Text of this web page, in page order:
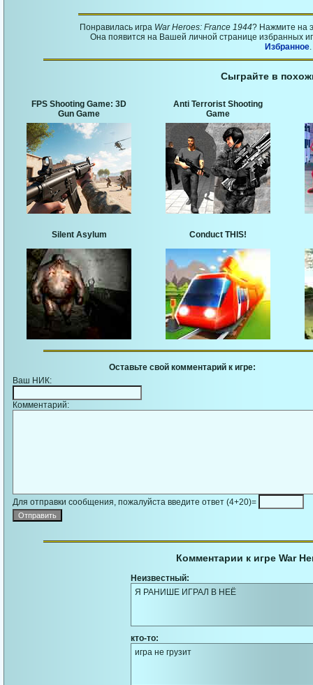
Понравилась игра War Heroes: France 1944? Нажмите на
Она появится на Вашей личной странице избранных
Избранное.
Сыграйте в
FPS Shooting Game: 3D
Gun Game
Anti Terrorist Shooting
Game
Silent Asylum Conduct THIS!
Оставьте свой комментарий к игре:
Ваш НИК:
Комментарий:
Для отправки сообщения, пожалуйста введите ответ (4+20)=
Комментарии к игре War
Неизвестный:
Я РАНИШЕ ИГРАЛ В НЕЁ
кто-то:
игра не грузит